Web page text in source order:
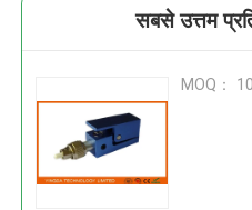
सबसे उत्तम
MOQ：